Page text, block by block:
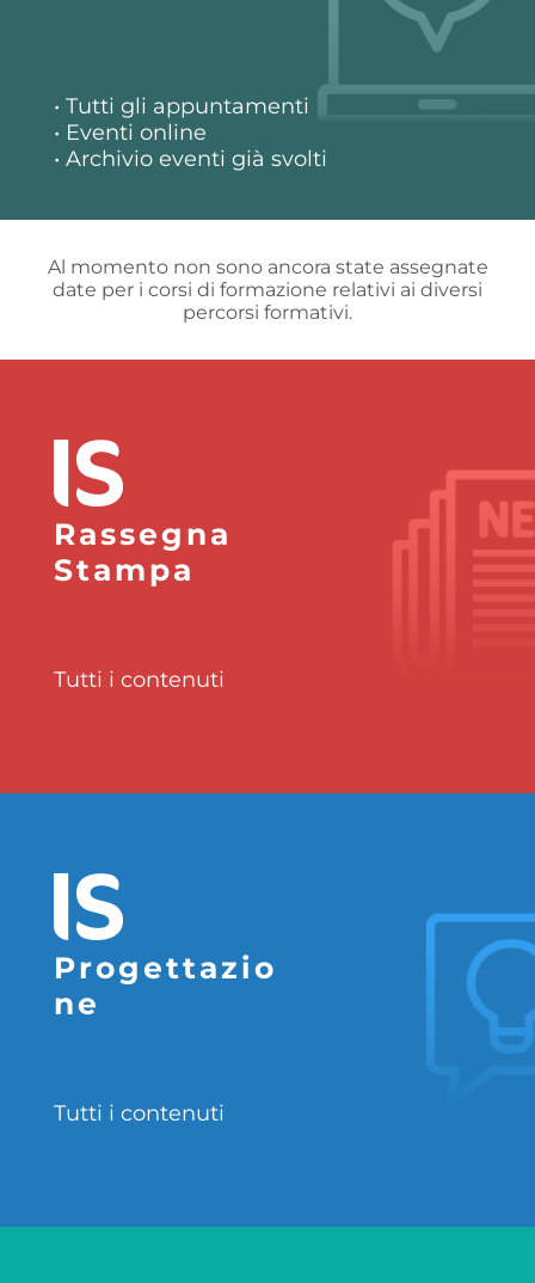
• Tutti gli appuntamenti
• Eventi online
• Archivio eventi già svolti
Al momento non sono ancora state assegnate
date per i corsi di formazione relativi ai diversi
percorsi formativi.
Rassegna
Stampa
Tutti i contenuti
Progettazio
ne
Tutti i contenuti